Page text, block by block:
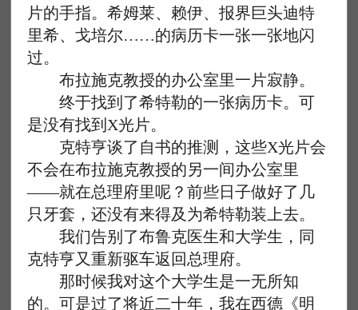
片的手指。希姆莱、赖伊、报界巨头迪特
里希、戈培尔……的病历卡一张一张地闪
过。
布拉施克教授的办公室里一片寂静。
终于找到了希特勒的一张病历卡。可
是没有找到X光片。
克特亨谈了自书的推测，这些X光片会
不会在布拉施克教授的另一间办公室里
——就在总理府里呢？前些日子做好了几
只牙套，还没有来得及为希特勒装上去。
我们告别了布鲁克医生和大学生，同
克特亨又重新驱车返回总理府。
那时候我对这个大学生是一无所知
的。可是过了将近二十年，我在西德《明